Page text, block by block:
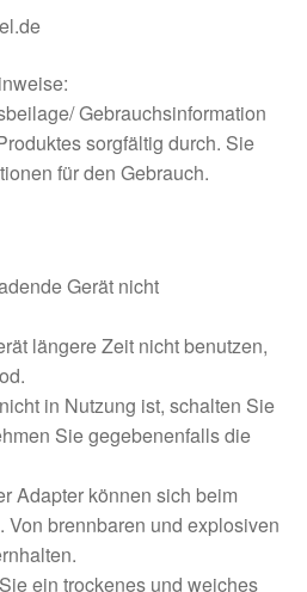
Gebrauchsinformation
sorgfältig durch. Sie
für den Gebrauch.
Gerät nicht
längere Zeit nicht benutzen,
in Nutzung ist, schalten Sie
Sie gegebenenfalls die
Adapter können sich beim
Von brennbaren und explosiven
ein trockenes und weiches